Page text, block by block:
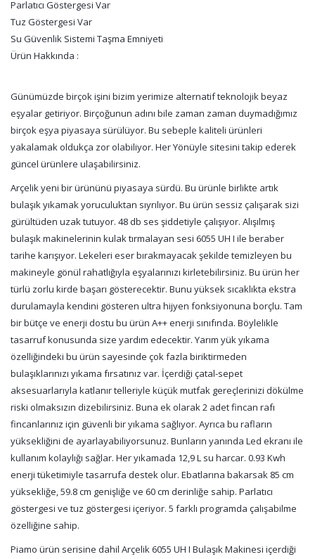
Parlatıcı Göstergesi Var
Tuz Göstergesi Var
Su Güvenlik Sistemi Taşma Emniyeti
Ürün Hakkında :
Günümüzde birçok işini bizim yerimize alternatif teknolojik beyaz
eşyalar getiriyor. Birçoğunun adını bile zaman zaman duymadığımız
birçok eşya piyasaya sürülüyor. Bu sebeple kaliteli ürünleri
yakalamak oldukça zor olabiliyor. Her Yönüyle sitesini takip ederek
güncel ürünlere ulaşabilirsiniz.
Arçelik yeni bir ürününü piyasaya sürdü. Bu ürünle birlikte artık
bulaşık yıkamak yoruculuktan sıyrılıyor. Bu ürün sessiz çalışarak sizi
gürültüden uzak tutuyor. 48 db ses şiddetiyle çalışıyor. Alışılmış
bulaşık makinelerinin kulak tırmalayan sesi 6055 UH I ile beraber
tarihe karışıyor. Lekeleri eser bırakmayacak şekilde temizleyen bu
makineyle gönül rahatlığıyla eşyalarınızı kirletebilirsiniz. Bu ürün her
türlü zorlu kirde başarı gösterecektir. Bunu yüksek sıcaklıkta ekstra
durulamayla kendini gösteren ultra hijyen fonksiyonuna borçlu. Tam
bir bütçe ve enerji dostu bu ürün A++ enerji sınıfında. Böylelikle
tasarruf konusunda size yardım edecektir. Yarım yük yıkama
özelliğindeki bu ürün sayesinde çok fazla biriktirmeden
bulaşıklarınızı yıkama fırsatınız var. İçerdiği çatal-sepet
aksesuarlarıyla katlanır telleriyle küçük mutfak gereçlerinizi dökülme
riski olmaksızın dizebilirsiniz. Buna ek olarak 2 adet fincan rafı
fincanlarınız için güvenli bir yıkama sağlıyor. Ayrıca bu rafların
yüksekliğini de ayarlayabiliyorsunuz. Bunların yanında Led ekranı ile
kullanım kolaylığı sağlar. Her yıkamada 12,9 L su harcar. 0.93 Kwh
enerji tüketimiyle tasarrufa destek olur. Ebatlarına bakarsak 85 cm
yüksekliğe, 59.8 cm genişliğe ve 60 cm derinliğe sahip. Parlatıcı
göstergesi ve tuz göstergesi içeriyor. 5 farklı programda çalışabilme
özelliğine sahip.
Piamo ürün serisine dahil Arçelik 6055 UH I Bulaşık Makinesi içerdiği